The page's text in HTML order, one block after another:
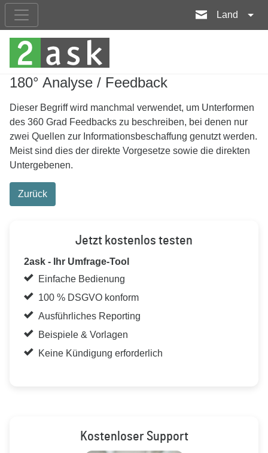
Land
180° Analyse / Feedback
Dieser Begriff wird manchmal verwendet, um Unterformen
des 360 Grad Feedbacks zu beschreiben, bei denen nur
zwei Quellen zur Informationsbeschaffung genutzt werden.
Meist sind dies der direkte Vorgesetze sowie die direkten
Untergebenen.
Zurück
Jetzt kostenlos testen
2ask - Ihr Umfrage-Tool
Einfache Bedienung
100 % DSGVO konform
Ausführliches Reporting
Beispiele & Vorlagen
Keine Kündigung erforderlich
Kostenloser Support